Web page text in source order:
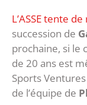
L’ASSE tente
succession de
prochaine, si le
de 20 ans est
Sports
de l’équipe de